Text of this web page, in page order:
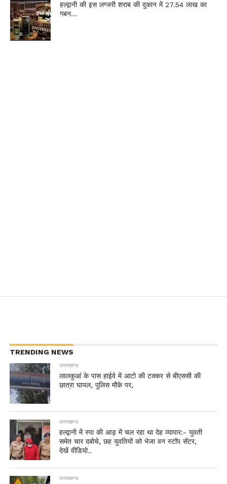
हल्द्वानी की इस लग्जरी शराब की दुकान में 27.54 लाख का
गबन…
TRENDING NEWS
उत्तराखण्ड
लालकुआं के पास हाईवे में आटो की टक्कर से बीएससी की
छात्रा घायल, पुलिस मौके पर,
उत्तराखण्ड
हल्द्वानी में स्पा की आड़ में चल रहा था देह व्यापार:- युवती
समेत चार दबोचे, छह युवतियों को भेजा वन स्टॉप सेंटर,
देखें वीडियो..
उत्तराखण्ड